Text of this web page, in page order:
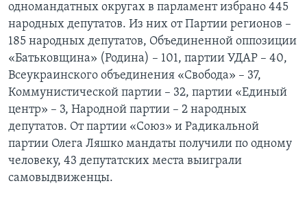
одномандатных округах в парламент избрано 445
народных депутатов. Из них от Партии регионов –
185 народных депутатов, Объединенной оппозиции
«Батьковщина» (Родина) – 101, партии УДАР – 40,
Всеукраинского объединения «Свобода» – 37,
Коммунистической партии – 32, партии «Единый
центр» – 3, Народной партии – 2 народных
депутатов. От партии «Союз» и Радикальной
партии Олега Ляшко мандаты получили по одному
человеку, 43 депутатских места выиграли
самовыдвиженцы.